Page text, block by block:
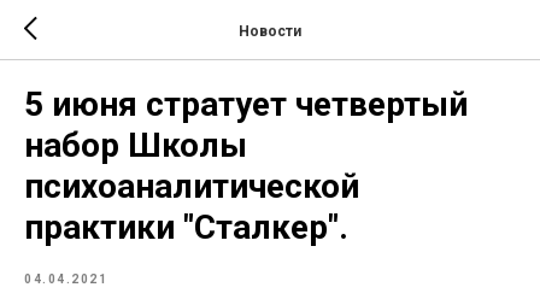
Новости
5 июня стратует четвертый
набор Школы
психоаналитической
практики "Сталкер".
04.04.2021